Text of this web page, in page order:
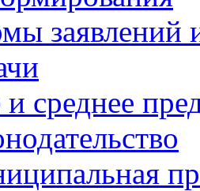
заявлений
среднее